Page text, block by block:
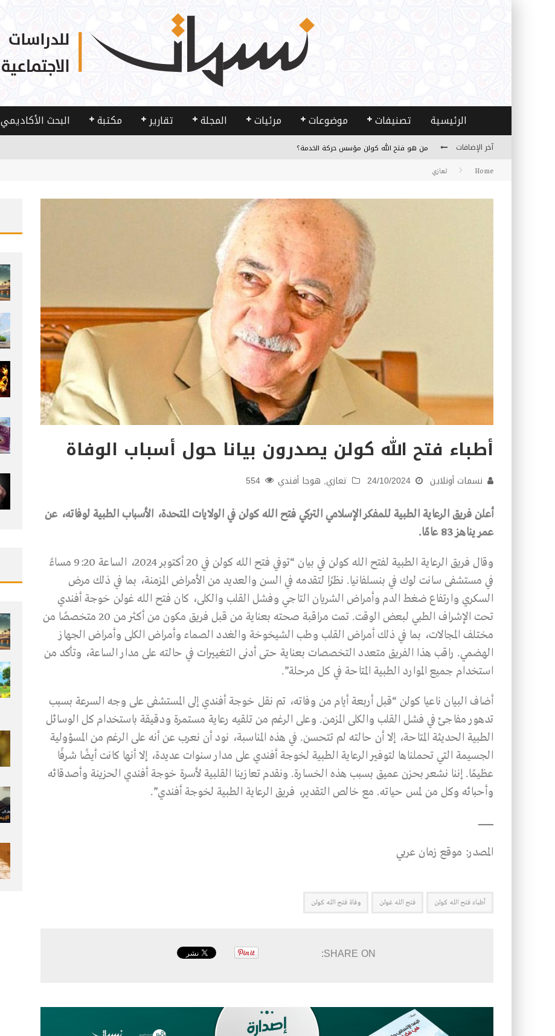
الرئيسية تصنيفات موضوعات مرئيات المجلة تقارير مكتبة البحث الأكاديمي
آخر الإضافات
من هو فتح الله كولن مؤسس حركة الخدمة؟
الأستاذ عالما عارفا حكيما
النـزعة التجديدية عند الأستاذ فتح الله كولن
Home تعازي
أطباء فتح الله كولن يصدرون بيانا حول أسباب الوفاة
نسمات أونلاين 24/10/2024 تعازي, هوجا أفندي
أعلن فريق الرعاية الطبية للمفكر الإسلامي التركي فتح الله كولن في الولايات المتحدة، الأسباب الطبية لوفاته، عن
عمر يناهز 83 عامًا.
وقال فريق الرعاية الطبية لفتح الله كولن في بيان “توفي فتح الله كولن في 20 أكتوبر 2024، الساعة 9:20 مساءً
في مستشفى سانت لوك في بنسلفانيا. نظرًا لتقدمه في السن والعديد من الأمراض المزمنة، بما في ذلك مرض
السكري وارتفاع ضغط الدم وأمراض الشريان التاجي وفشل القلب والكلى، كان فتح الله غولن خوجة أفندي
تحت الإشراف الطبي لبعض الوقت. تمت مراقبة صحته بعناية من قبل فريق مكون من أكثر من 20 متخصصًا من
مختلف المجالات، بما في ذلك أمراض القلب وطب الشيخوخة والغدد الصماء وأمراض الكلى وأمراض الجهاز
الهضمي. راقب هذا الفريق متعدد التخصصات بعناية حتى أدنى التغييرات في حالته على مدار الساعة، وتأكد من
استخدام جميع الموارد الطبية المتاحة في كل مرحلة”.
أضاف البيان ناعيا كولن “قبل أربعة أيام من وفاته، تم نقل خوجة أفندي إلى المستشفى على وجه السرعة بسبب
تدهور مفاجئ في فشل القلب والكلى المزمن. وعلى الرغم من تلقيه رعاية مستمرة ودقيقة باستخدام كل الوسائل
الطبية الحديثة المتاحة، إلا أن حالته لم تتحسن. في هذه المناسبة، نود أن نعرب عن أنه على الرغم من المسؤولية
الجسيمة التي تحملناها لتوفير الرعاية الطبية لخوجة أفندي على مدار سنوات عديدة، إلا أنها كانت أيضًا شرفًا
عظيمًا. إننا نشعر بحزن عميق بسبب هذه الخسارة. ونقدم تعازينا القلبية لأسرة خوجة أفندي الحزينة وأصدقائه
وأحبائه وكل من لمس حياته. مع خالص التقدير، فريق الرعاية الطبية لخوجة أفندي”.
ـــــــــــــــــــــــــ
المصدر: موقع زمان عربي
أطباء فتح الله كولن فتح الله غولن وفاة فتح الله كولن
SHARE ON: